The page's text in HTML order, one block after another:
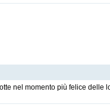
nel momento più felice delle